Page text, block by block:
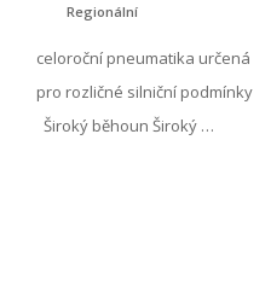
Regionální
celoroční pneumatika určená
pro rozličné silniční podmínky
Široký běhoun Široký …